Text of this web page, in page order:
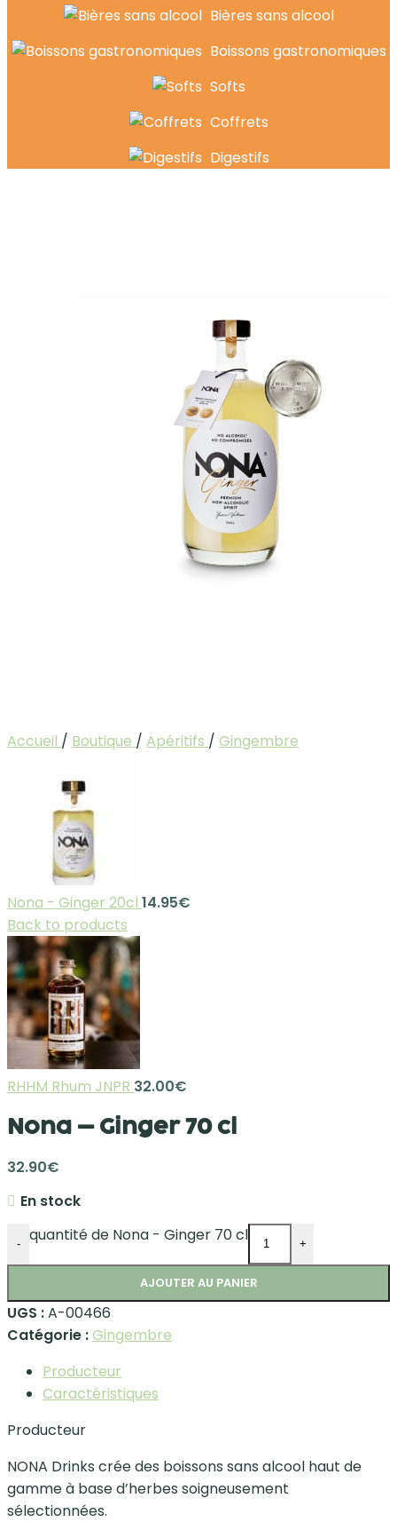
Bières sans alcool
Boissons gastronomiques
Softs
Coffrets
Digestifs
Accueil / Boutique / Apéritifs / Gingembre
Nona - Ginger 20cl 14.95€
Back to products
RHHM Rhum JNPR 32.00€
Nona – Ginger 70 cl
32.90€
En stock
- quantité de Nona - Ginger 70 cl +
AJOUTER AU PANIER
UGS :A-00466
Catégorie :Gingembre
Producteur
Caractéristiques
Producteur
NONA Drinks crée des boissons sans alcool haut de
gamme à base d’herbes soigneusement
sélectionnées.